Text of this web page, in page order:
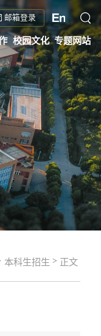
邮箱登录
校园文化 专题网站
本科生招生 > 正文